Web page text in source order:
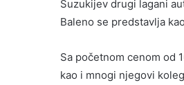
Suzukijev drugi lagani
Baleno se predstavlja
Sa početnom cenom od
kao i mnogi njegovi